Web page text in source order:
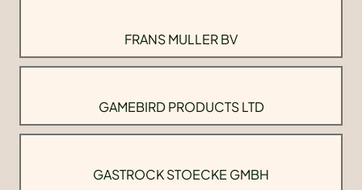
FRANS MULLER BV
GAMEBIRD PRODUCTS LTD
GASTROCK STOECKE GMBH